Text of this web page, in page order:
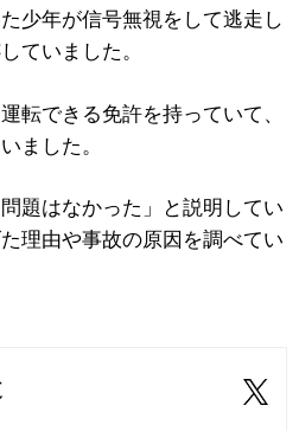
少年が信号無視をして逃走し
ていました。
転できる免許を持っていて、
ました。
題はなかった」と説明してい
理由や事故の原因を調べてい